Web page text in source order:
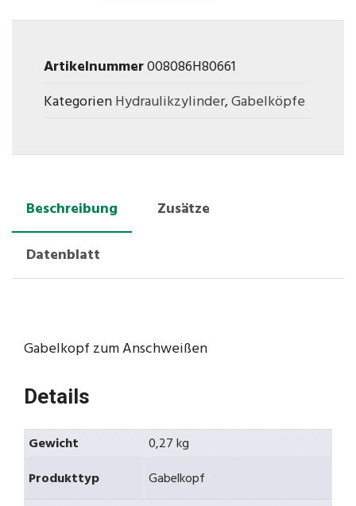
Artikelnummer008086H80661
KategorienHydraulikzylinder,Gabelköpfe
Beschreibung
Zusätze
Datenblatt
Gabelkopf zum Anschweißen
Details
Gewicht
0,27 kg
Produkttyp
Gabelkopf